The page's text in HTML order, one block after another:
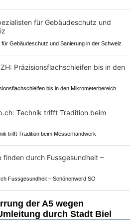
Gebäudeschutz und Sanierung in der Schweiz
bis in den Mikrometerbereich
trifft Tradition beim Messerhandwerk
Fussgesundheit – Schönenwerd SO
der A5 wegen
durch Stadt Biel